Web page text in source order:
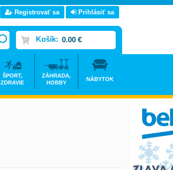
Registrovať sa Prihlásiť sa
Košík: 0.00 €
ŠPORT,
ZDRAVIE
ZÁHRADA,
HOBBY
NÁBYTOK